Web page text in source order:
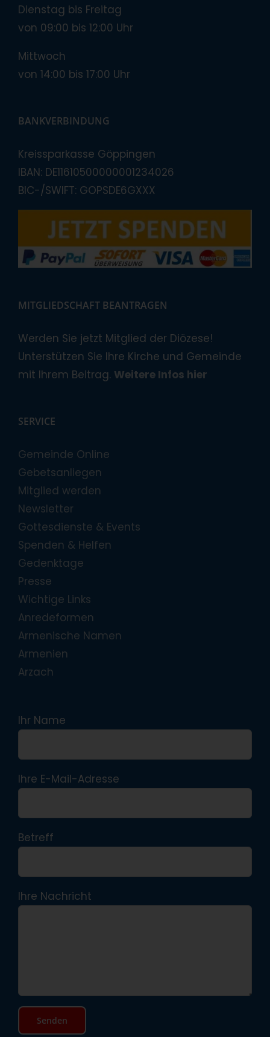
Dienstag bis Freitag
von 09:00 bis 12:00 Uhr
Mittwoch
von 14:00 bis 17:00 Uhr
BANKVERBINDUNG
Kreissparkasse Göppingen
IBAN: DE11610500000001234026
BIC-/SWIFT: GOPSDE6GXXX
MITGLIEDSCHAFT BEANTRAGEN
Werden Sie jetzt Mitglied der Diözese!
Unterstützen Sie Ihre Kirche und Gemeinde
mit Ihrem Beitrag. Weitere Infos hier
SERVICE
Gemeinde Online
Gebetsanliegen
Mitglied werden
Newsletter
Gottesdienste & Events
Spenden & Helfen
Gedenktage
Presse
Wichtige Links
Anredeformen
Armenische Namen
Armenien
Arzach
Ihr Name
Ihre E-Mail-Adresse
Betreff
Ihre Nachricht